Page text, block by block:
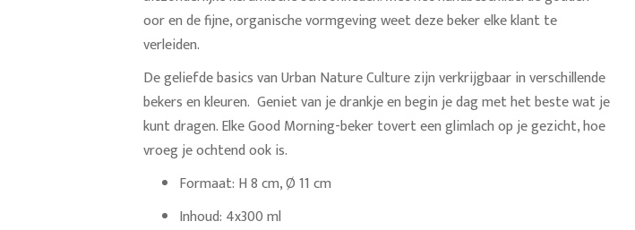
oor en de fijne, organische vormgeving weet deze beker elke klant te
verleiden.
De geliefde basics van Urban Nature Culture zijn verkrijgbaar in verschillende
bekers en kleuren. Geniet van je drankje en begin je dag met het beste wat je
kunt dragen. Elke Good Morning-beker tovert een glimlach op je gezicht, hoe
vroeg je ochtend ook is.
Formaat: H 8 cm, Ø 11 cm
Inhoud: 4x300 ml